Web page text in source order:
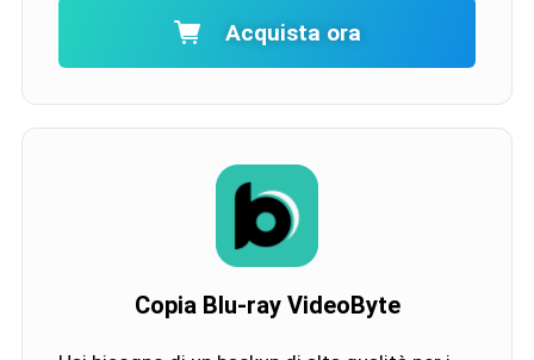
Acquista ora
Copia Blu-ray VideoByte